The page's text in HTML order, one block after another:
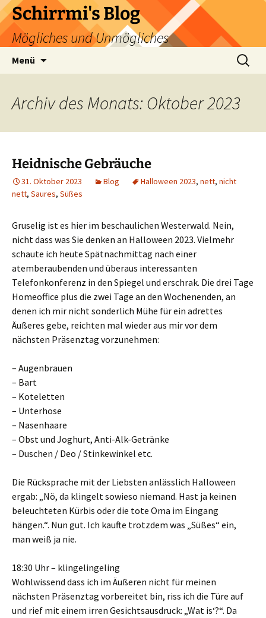
Zum
Inhalt
springen
Schirrmi's Blog
Mögliches und Unmögliches
Menü
Suchen
nach:
Archiv des Monats: Oktober 2023
Heidnische Gebräuche
31. Oktober 2023 Blog Halloween 2023, nett, nicht
nett, Saures, Süßes
Gruselig ist es hier im beschaulichen Westerwald. Nein,
nicht dass was Sie denken an Halloween 2023. Vielmehr
schaute ich heute Spätnachmittag nach einer
atemberaubenden und überaus interessanten
Telefonkonferenz in den Spiegel und erschrak. Die drei Tage
Homeoffice plus die zwei Tage an den Wochenenden, an
denen ich mir nicht sonderlich Mühe für ein adrettes
Äußeres gebe, reichten mal wieder aus mir vor dem
nächsten Präsenztag vorzunehmen:
– Augenbrauen
– Bart
– Koteletten
– Unterhose
– Nasenhaare
– Obst und Joghurt, Anti-Alk-Getränke
– Duschen / Deo / Stinkewinkel etc.
Die Rücksprache mit der Liebsten anlässlich Halloween
ergab: „Nö, da klingelt sowieso niemand. Hast ja keinen
beleuchteten Kürbis oder die tote Oma im Eingang
hängen.“. Nun gut. Ich kaufte trotzdem was „Süßes“ ein,
man weiß ja nie.
18:30 Uhr – klingelingeling
Wohlwissend dass ich im Äußeren nicht für meinen
nächsten Präsenztag vorbereitet bin, riss ich die Türe auf
und rief mit einem irren Gesichtsausdruck: „Wat is‘?“. Da